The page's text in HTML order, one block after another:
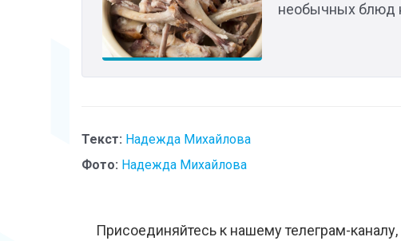
необычных блюд
Текст: Надежда Михайлова
Фото: Надежда Михайлова
Присоединяйтесь к нашему телеграм-